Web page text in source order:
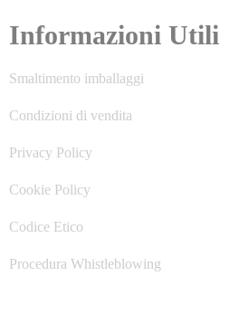
Informazioni Utili
Smaltimento imballaggi
Condizioni di vendita
Privacy Policy
Cookie Policy
Codice Etico
Procedura Whistleblowing